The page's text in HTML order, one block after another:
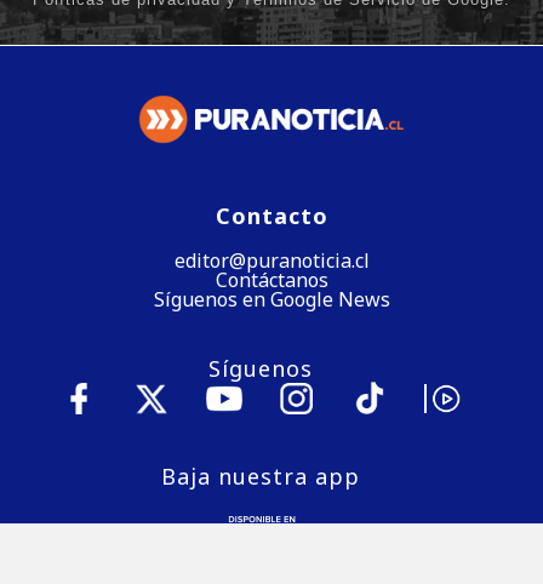
Contacto
editor@puranoticia.cl
Contáctanos
Síguenos en Google News
Síguenos
Baja nuestra app